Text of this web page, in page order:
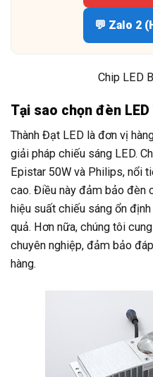
💬 Zalo 2
Chip LED
Tại sao chọn đèn
Thành Đạt LED là đơn vị
giải pháp chiếu sáng LED.
Epistar 50W và Philips, nổi
cao. Điều này đảm bảo đèn
hiệu suất chiếu sáng ổn
quả. Hơn nữa, chúng tôi
chuyên nghiệp, đảm bảo
hàng.